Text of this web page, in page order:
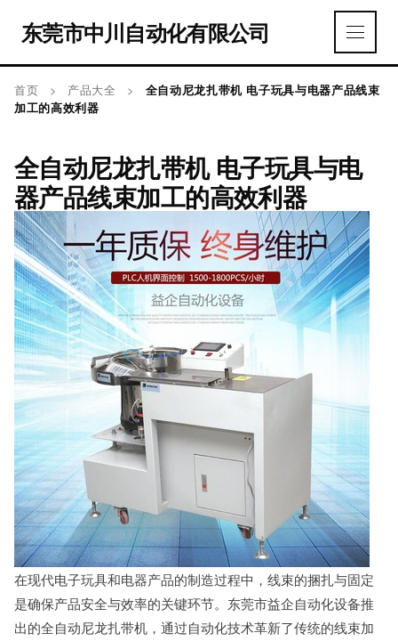
东莞市中川自动化有限公司
首页 > 产品大全 >
全自动尼龙扎带机 电子玩具与电器产品线束
加工的高效利器
全自动尼龙扎带机 电子玩具与电
器产品线束加工的高效利器
在现代电子玩具和电器产品的制造过程中，线束的捆扎与固定
是确保产品安全与效率的关键环节。东莞市益企自动化设备推
出的全自动尼龙扎带机，通过自动化技术革新了传统的线束加